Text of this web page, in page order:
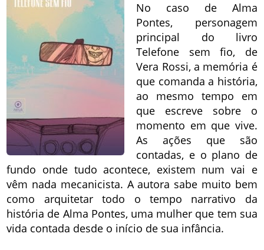
No caso de Alma
Pontes, personagem
principal do livro
Telefone sem fio, de
Vera Rossi, a memória é
que comanda a história,
ao mesmo tempo em
que escreve sobre o
momento em que vive.
As ações que são
contadas, e o plano de
fundo onde tudo acontece, existem num vai e
vêm nada mecanicista. A autora sabe muito bem
como arquitetar todo o tempo narrativo da
história de Alma Pontes, uma mulher que tem sua
vida contada desde o início de sua infância.